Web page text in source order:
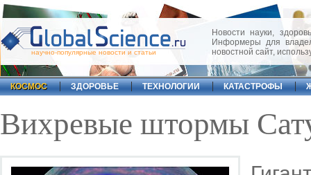
научно-популярные новости и статьи
Новости науки,
Информеры для
новостной сайт,
КОСМОС ЗДОРОВЬЕ ТЕХНОЛОГИИ КАТАСТРОФЫ
Вихревые штормы